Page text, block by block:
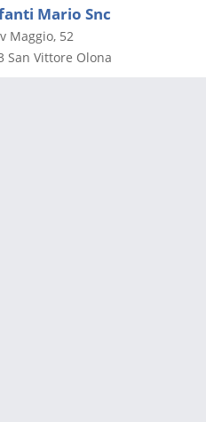
Mario Snc
Maggio, 52
San Vittore Olona